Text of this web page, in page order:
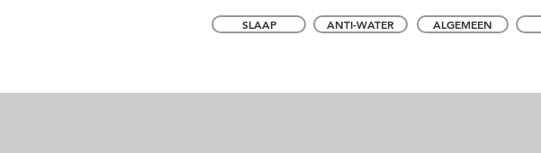
SLAAP ANTI-WATER ALGEMEEN